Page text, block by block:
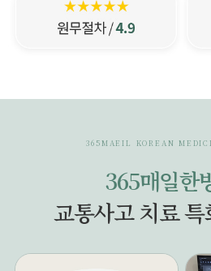
365MAEIL KOREAN
365매일한
교통사고 치료